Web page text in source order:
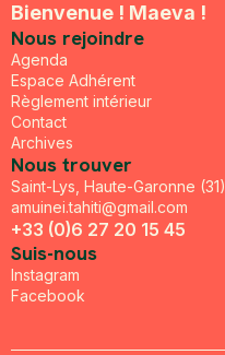
Bienvenue ! Maeva !
Nous rejoindre
Agenda
Espace Adhérent
Règlement intérieur
Contact
Archives
Nous trouver
Saint-Lys, Haute-Garonne (31)
amuinei.tahiti@gmail.com
+33 (0)6 27 20 15 45
Suis-nous
Instagram
Facebook